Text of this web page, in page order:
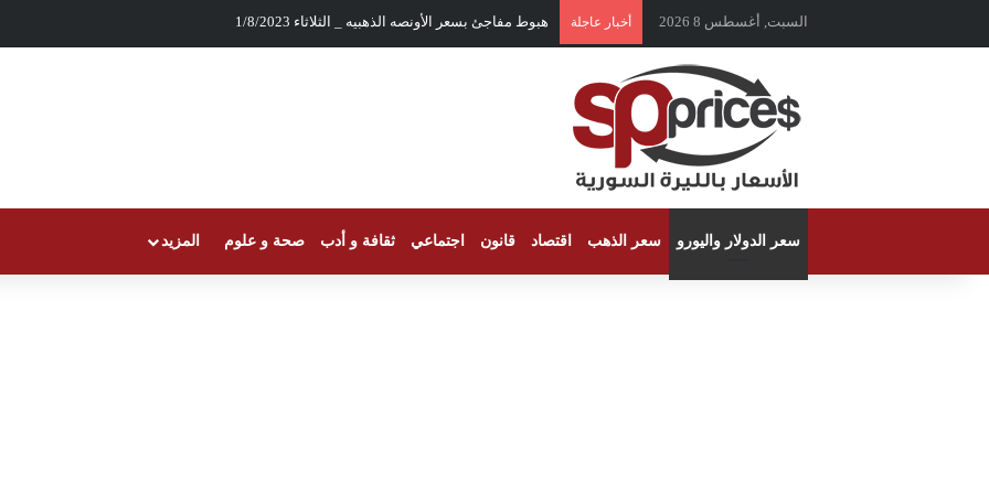
السبت, أغسطس 8 2026 أخبار عاجلة هبوط مفاجئ بسعر الأونصه الذهبيه _ الثلاثاء 1/8/2023
سعر الدولار واليورو سعر الذهب اقتصاد قانون اجتماعي ثقافة و أدب صحة و علوم المزيد